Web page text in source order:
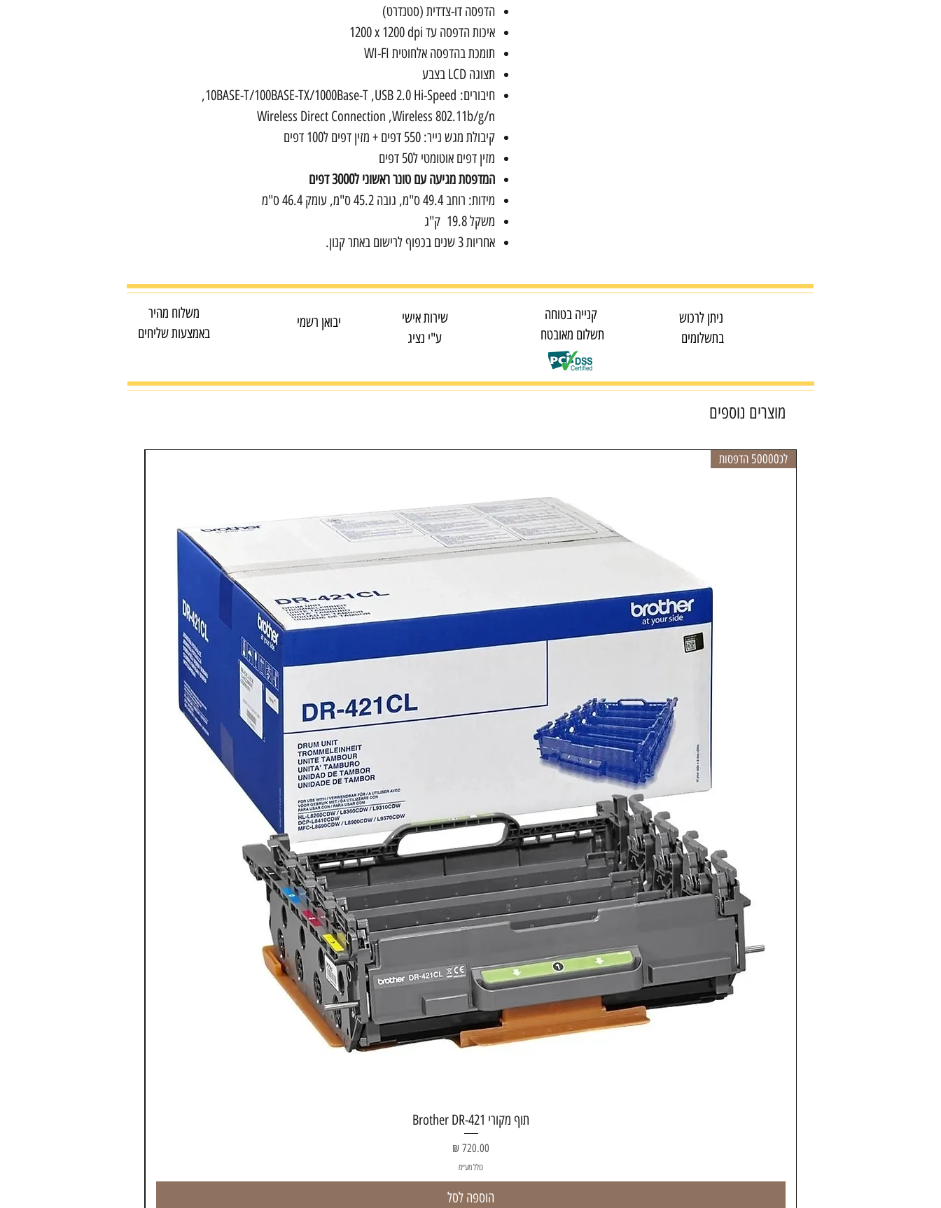
הדפסה דו-צדדית (סטנדרט)
איכות הדפסה ‎עד ‎‏1200‎ x 1200 dpi
תומכת בהדפסה אלחוטית WI-FI
תצוגה LCD בצבע
חיבורים: USB 2.0 Hi-Speed‏, 10BASE-T/100BASE-TX/1000Base-T‏,
Wireless 802.11b/g/n‏, Wireless Direct Connection
קיבולת מגש נייר: 550 דפים + מזין דפים ל100 דפים
מזין דפים אוטומטי ל50 דפים
המדפסת מגיעה עם טונר ראשוני ל3000 דפים
מידות: רוחב 49.4 ס"מ, גובה 45.2 ס"מ, עומק 46.4 ס"מ
משקל 19.8 ק"ג
אחריות 3 שנים בכפוף לרישום באתר קנון.
ניתן לרכוש
בתשלומים
קנייה בטוחה
תשלום מאובטח
שירות אישי
ע"י נציג
יבואן רשמי
משלוח מהיר
באמצעות שליחים
מוצרים נוספים
תצוגה מהירה
לכ50000 הדפסות
תוף מקורי Brother DR-421
מחיר
כולל מע״מ
הוספה לסל